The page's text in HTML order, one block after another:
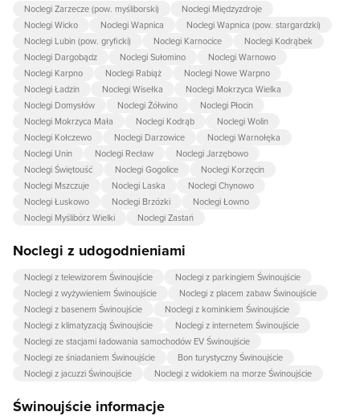
Noclegi Zarzecze (pow. myśliborski)
Noclegi Międzyzdroje
Noclegi Wicko
Noclegi Wapnica
Noclegi Wapnica (pow. stargardzki)
Noclegi Lubin (pow. gryficki)
Noclegi Karnocice
Noclegi Kodrąbek
Noclegi Dargobądz
Noclegi Sułomino
Noclegi Warnowo
Noclegi Karpno
Noclegi Rabiąż
Noclegi Nowe Warpno
Noclegi Ładzin
Noclegi Wisełka
Noclegi Mokrzyca Wielka
Noclegi Domysłów
Noclegi Żółwino
Noclegi Płocin
Noclegi Mokrzyca Mała
Noclegi Kodrąb
Noclegi Wolin
Noclegi Kołczewo
Noclegi Darzowice
Noclegi Warnołęka
Noclegi Unin
Noclegi Recław
Noclegi Jarzębowo
Noclegi Świętouść
Noclegi Gogolice
Noclegi Korzęcin
Noclegi Mszczuje
Noclegi Laska
Noclegi Chynowo
Noclegi Łuskowo
Noclegi Brzózki
Noclegi Łowno
Noclegi Myślibórz Wielki
Noclegi Zastań
Noclegi z udogodnieniami
Noclegi z telewizorem Świnoujście
Noclegi z parkingiem Świnoujście
Noclegi z wyżywieniem Świnoujście
Noclegi z placem zabaw Świnoujście
Noclegi z basenem Świnoujście
Noclegi z kominkiem Świnoujście
Noclegi z klimatyzacją Świnoujście
Noclegi z internetem Świnoujście
Noclegi ze stacjami ładowania samochodów EV Świnoujście
Noclegi ze śniadaniem Świnoujście
Bon turystyczny Świnoujście
Noclegi z jacuzzi Świnoujście
Noclegi z widokiem na morze Świnoujście
Świnoujście informacje